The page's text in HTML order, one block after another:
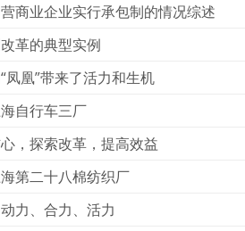
商业企业实行承包制的情况综述
革的典型实例
凤凰”带来了活力和生机
自行车三厂
，探索改革，提高效益
第二十八棉纺织厂
力、合力、活力